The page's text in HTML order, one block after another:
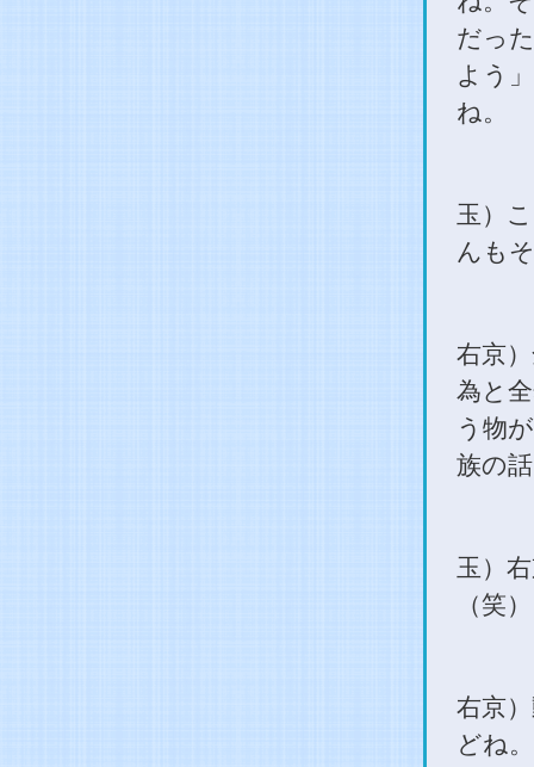
だっ
よう
ね。
玉）
んも
右京
為と
う物
族の
玉）
（笑）
右京
どね。